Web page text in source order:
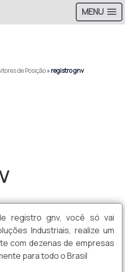
MENU
de Posição»registro gnv
registro gnv, você só vai
Industriais, realize um
com dezenas de empresas
para todo o Brasil